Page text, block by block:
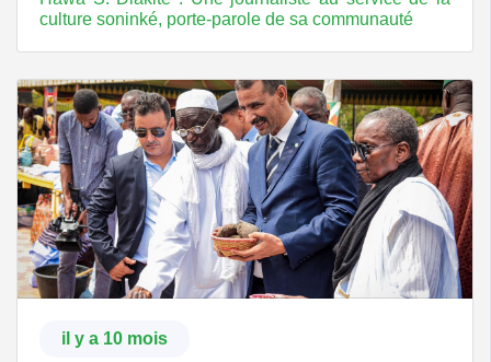
culture soninké, porte-parole de sa communauté
il y a 10 mois